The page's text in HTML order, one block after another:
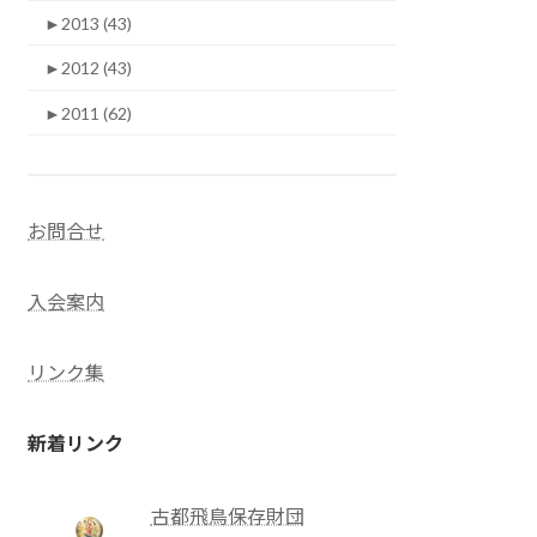
► 2013 (43)
► 2012 (43)
► 2011 (62)
お問合せ
入会案内
リンク集
新着リンク
古都飛鳥保存財団